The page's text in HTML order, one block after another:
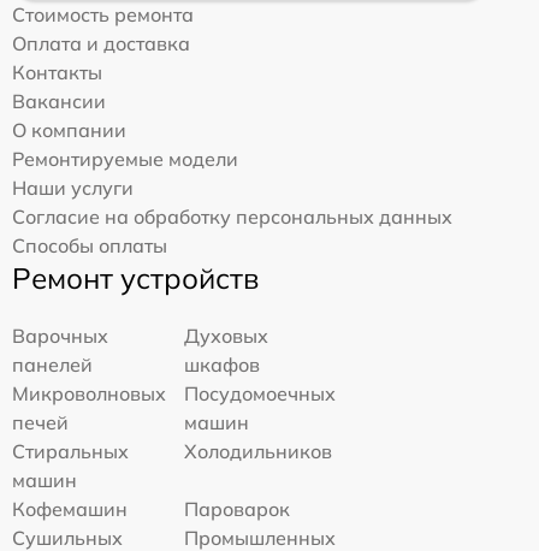
Стоимость ремонта
Оплата и доставка
Контакты
Вакансии
О компании
Ремонтируемые модели
Наши услуги
Согласие на обработку персональных данных
Способы оплаты
Ремонт устройств
Варочных
панелей
Духовых
шкафов
Микроволновых
печей
Посудомоечных
машин
Стиральных
машин
Холодильников
Кофемашин
Пароварок
Сушильных
Промышленных